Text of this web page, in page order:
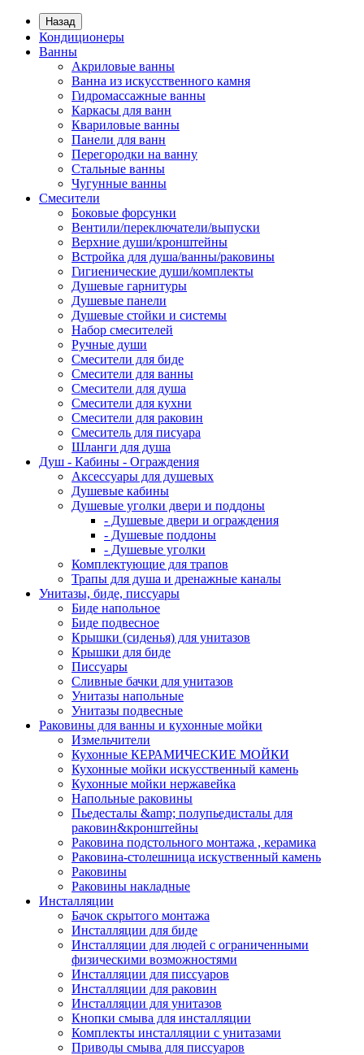
Назад
Кондиционеры
Ванны
Акриловые ванны
Ванна из искусственного камня
Гидромассажные ванны
Каркасы для ванн
Квариловые ванны
Панели для ванн
Перегородки на ванну
Стальные ванны
Чугунные ванны
Смесители
Боковые форсунки
Вентили/переключатели/выпуски
Верхние души/кронштейны
Встройка для душа/ванны/раковины
Гигиенические души/комплекты
Душевые гарнитуры
Душевые панели
Душевые стойки и системы
Набор смесителей
Ручные души
Смесители для биде
Смесители для ванны
Смесители для душа
Смесители для кухни
Смесители для раковин
Смеситель для писуара
Шланги для душа
Душ - Кабины - Ограждения
Аксессуары для душевых
Душевые кабины
Душевые уголки двери и поддоны
- Душевые двери и ограждения
- Душевые поддоны
- Душевые уголки
Комплектующие для трапов
Трапы для душа и дренажные каналы
Унитазы, биде, писсуары
Биде напольное
Биде подвесное
Крышки (сиденья) для унитазов
Крышки для биде
Писсуары
Сливные бачки для унитазов
Унитазы напольные
Унитазы подвесные
Раковины для ванны и кухонные мойки
Измельчители
Кухонные КЕРАМИЧЕСКИЕ МОЙКИ
Кухонные мойки искусственный камень
Кухонные мойки нержавейка
Напольные раковины
Пьедесталы &amp; полупьедисталы для
раковин&кронштейны
Раковина подстольного монтажа , керамика
Раковина-столешница искуственный камень
Раковины
Раковины накладные
Инсталляции
Бачок скрытого монтажа
Инсталляции для биде
Инсталляции для людей с ограниченными
физическими возможностями
Инсталляции для писсуаров
Инсталляции для раковин
Инсталляции для унитазов
Кнопки смыва для инсталляции
Комплекты инсталляции с унитазами
Приводы смыва для писсуаров